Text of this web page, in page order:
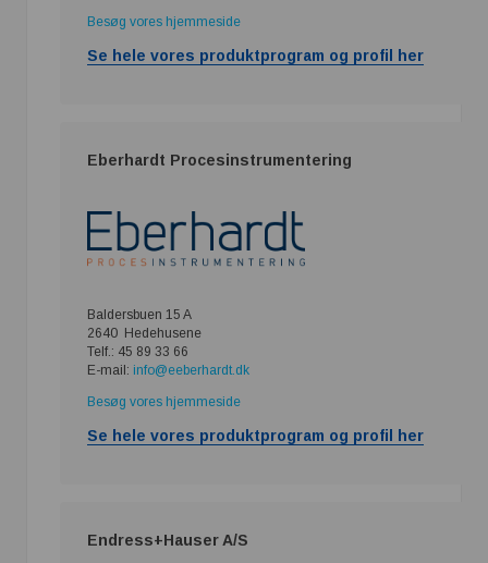
Besøg vores hjemmeside
Se hele vores produktprogram og profil her
Eberhardt Procesinstrumentering
Baldersbuen 15 A
2640 Hedehusene
Telf.: 45 89 33 66
E-mail: info@eeberhardt.dk
Besøg vores hjemmeside
Se hele vores produktprogram og profil her
Endress+Hauser A/S